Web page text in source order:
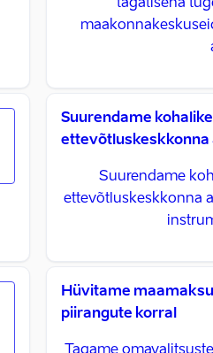
tagatisena
Suurendame
ettevõtluskeskkonna
Suurendame
ettevõtluskeskkonna
Hüvitame
piirangute korral